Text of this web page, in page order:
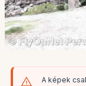
A képek